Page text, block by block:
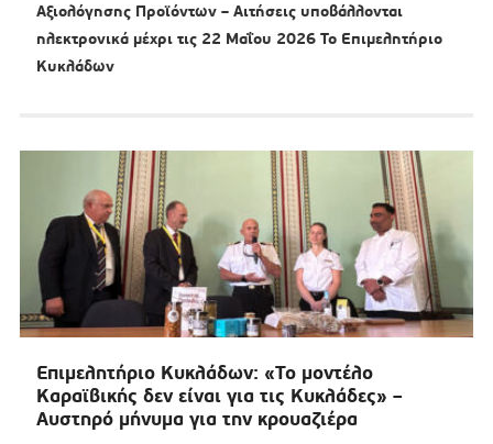
Αξιολόγησης Προϊόντων – Αιτήσεις υποβάλλονται
ηλεκτρονικά μέχρι τις 22 Μαΐου 2026 Το Επιμελητήριο
Κυκλάδων
Επιμελητήριο Κυκλάδων: «Το μοντέλο
Καραϊβικής δεν είναι για τις Κυκλάδες» –
Αυστηρό μήνυμα για την κρουαζιέρα